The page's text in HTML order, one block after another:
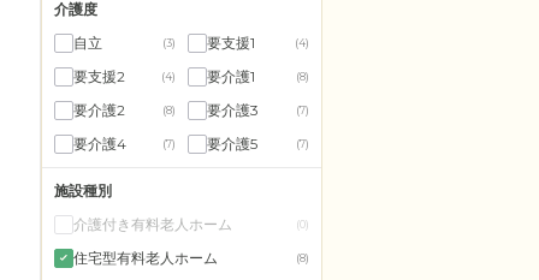
介護度
自立
(3) 要支援1 (4)
要支援2 (4) 要介護1 (8)
要介護2 (8) 要介護3 (7)
要介護4 (7) 要介護5 (7)
施設種別
介護付き有料老人ホーム
(0)
住宅型有料老人ホーム (8)